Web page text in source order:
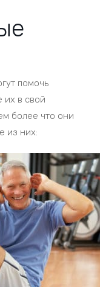
помочь
их в свой
более что они
из них: